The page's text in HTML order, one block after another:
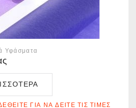
Υφάσματα
ΓΙΑ ΝΑ ΔΕΊΤΕ ΤΙΣ ΤΙΜΈΣ